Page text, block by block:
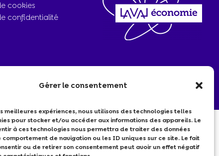
Gérer le consentement
meilleures expériences, nous utilisons des technologies telles
pour stocker et/ou accéder aux informations des appareils. Le
à ces technologies nous permettra de traiter des données
de navigation ou les ID uniques sur ce site. Le fait
ou de retirer son consentement peut avoir un effet négatif
cookies
confidentialité